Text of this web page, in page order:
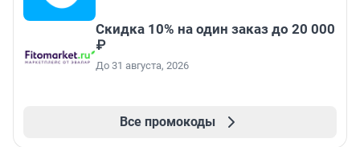
Скидка 10% на один заказ до 20 000
₽
До 31 августа, 2026
Все промокоды